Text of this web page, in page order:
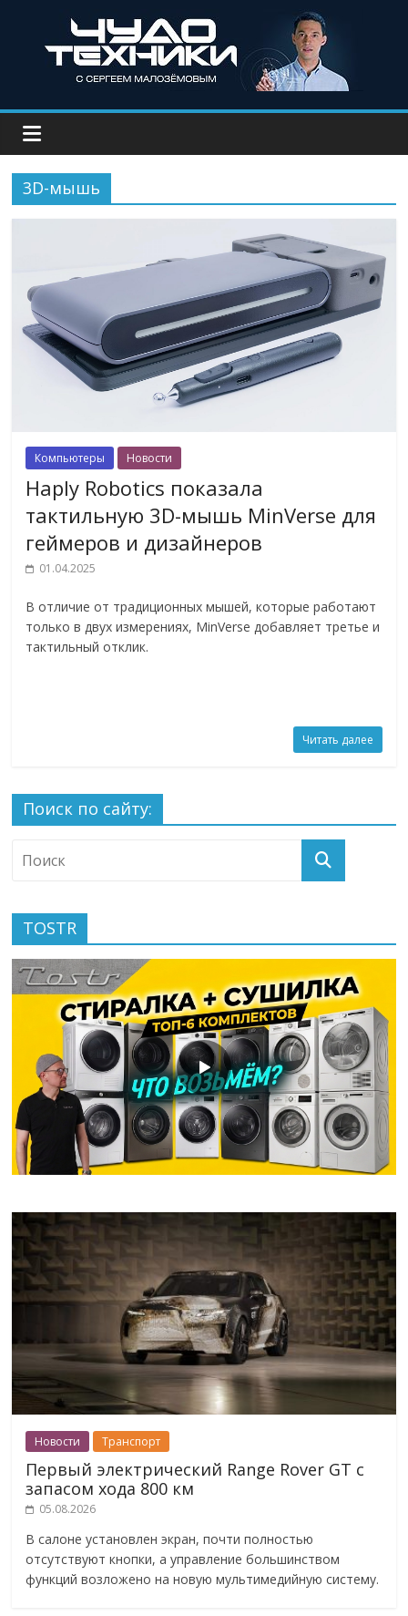
3D-мышь
Компьютеры Новости
Haply Robotics показала
тактильную 3D-мышь MinVerse для
геймеров и дизайнеров
01.04.2025
В отличие от традиционных мышей, которые работают
только в двух измерениях, MinVerse добавляет третье и
тактильный отклик.
Читать далее
Поиск по сайту:
TOSTR
Новости Транспорт
Первый электрический Range Rover GT с
запасом хода 800 км
05.08.2026
В салоне установлен экран, почти полностью
отсутствуют кнопки, а управление большинством
функций возложено на новую мультимедийную систему.